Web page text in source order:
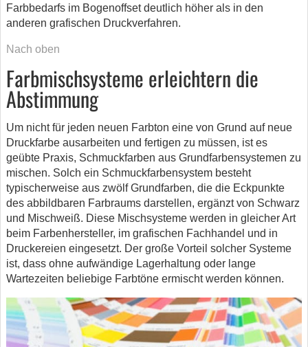
Farbbedarfs im Bogenoffset deutlich höher als in den
anderen grafischen Druckverfahren.
Nach oben
Farbmischsysteme erleichtern die
Abstimmung
Um nicht für jeden neuen Farbton eine von Grund auf neue
Druckfarbe ausarbeiten und fertigen zu müssen, ist es
geübte Praxis, Schmuckfarben aus Grundfarbensystemen zu
mischen. Solch ein Schmuckfarbensystem besteht
typischerweise aus zwölf Grundfarben, die die Eckpunkte
des abbildbaren Farbraums darstellen, ergänzt von Schwarz
und Mischweiß. Diese Mischsysteme werden in gleicher Art
beim Farbenhersteller, im grafischen Fachhandel und in
Druckereien eingesetzt. Der große Vorteil solcher Systeme
ist, dass ohne aufwändige Lagerhaltung oder lange
Wartezeiten beliebige Farbtöne ermischt werden können.